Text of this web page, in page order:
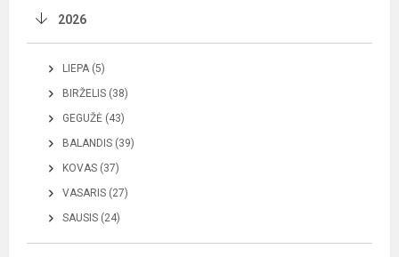
2026
LIEPA (5)
BIRŽELIS (38)
GEGUŽĖ (43)
BALANDIS (39)
KOVAS (37)
VASARIS (27)
SAUSIS (24)